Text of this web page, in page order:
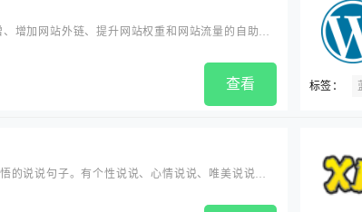
增加网站外链、提升网站权重和网站流量的自助链
站,网站免费提交,系统自动审核,致力打造国内人气
查看 标签：
的说说句子。有个性说说、心情说说、唯美说说图
及爱情说说等,带给您最深的感动。